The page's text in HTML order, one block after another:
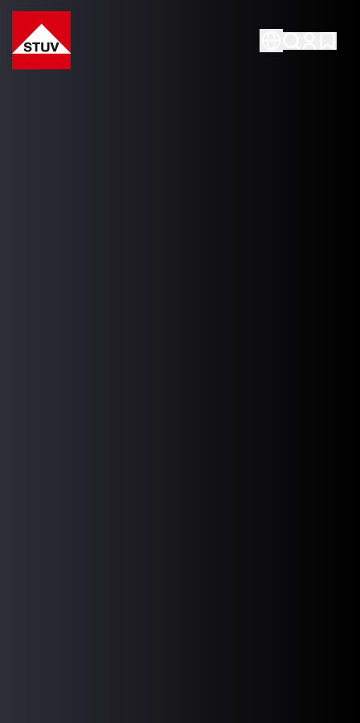
Go To the Homepage